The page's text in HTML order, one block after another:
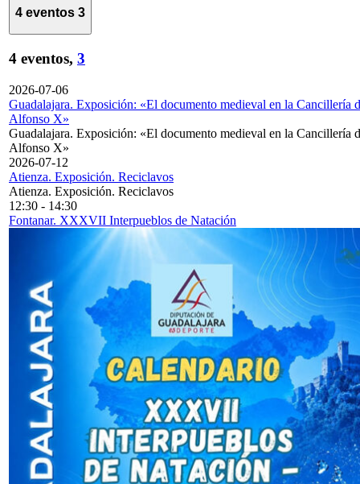
4 eventos 3
4 eventos, 3
2026-07-06
Guadalajara. Exposición: «El documento medieval en la Cancillería
Alfonso X»
Guadalajara. Exposición: «El documento medieval en la Cancillería
Alfonso X»
2026-07-12
Atienza. Exposición. Reciclavos
Atienza. Exposición. Reciclavos
12:30 - 14:30
Fontanar. XXXVII Interpueblos de Natación